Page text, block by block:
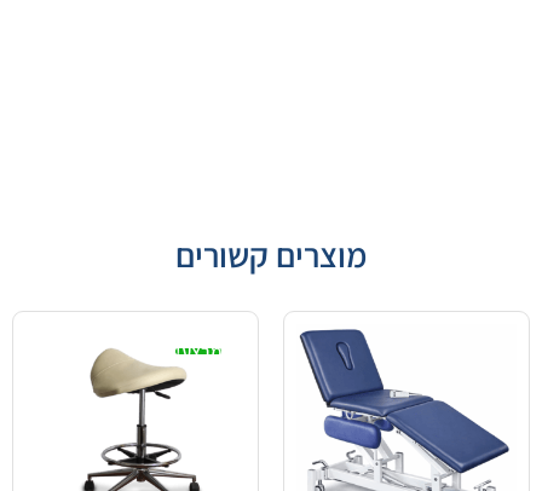
מוצרים קשורים
מבצע!